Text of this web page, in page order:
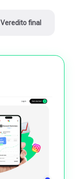
Veredito final